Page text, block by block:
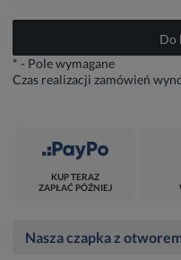
Do
* - Pole wymagane
Czas realizacji zamówień
KUP TERAZ
ZAPŁAĆ PÓŹNIEJ
Nasza czapka z